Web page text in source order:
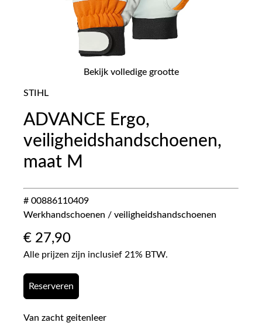
Bekijk volledige grootte
STIHL
ADVANCE Ergo,
veiligheidshandschoenen,
maat M
# 00886110409
Werkhandschoenen / veiligheidshandschoenen
€ 27,90
Alle prijzen zijn inclusief 21% BTW.
Reserveren
Van zacht geitenleer